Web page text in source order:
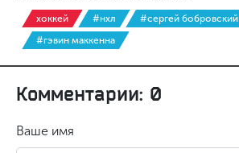
хоккей #нхл #сергей бобровский
#гэвин маккенна
Комментарии: 0
Ваше имя